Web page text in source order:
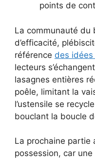
points de
La communauté du
d’efficacité,
référence des
lecteurs
lasagnes entières
poêle, limitant la
l’ustensile se
bouclant la boucle
La prochaine partie
possession, car